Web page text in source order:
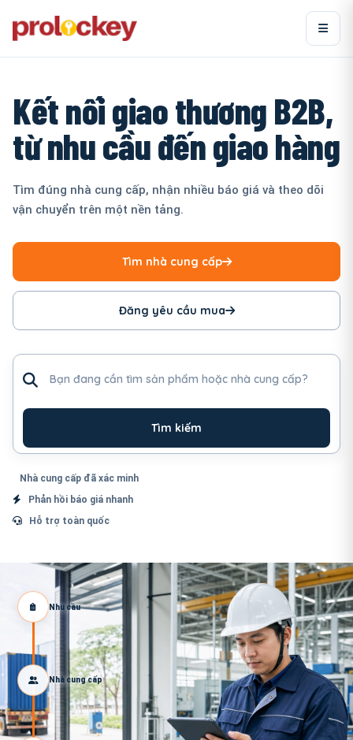
Kết nối giao thương B2B,
từ nhu cầu đến giao hàng
Tìm đúng nhà cung cấp, nhận nhiều báo giá và theo dõi
vận chuyển trên một nền tảng.
Tìm nhà cung cấp
Đăng yêu cầu mua
Tìm kiếm
Nhà cung cấp đã xác minh
Phản hồi báo giá nhanh
Hỗ trợ toàn quốc
Nhu cầu
Nhà cung cấp